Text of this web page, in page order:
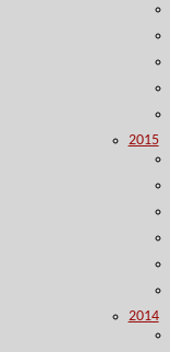
2015
2014